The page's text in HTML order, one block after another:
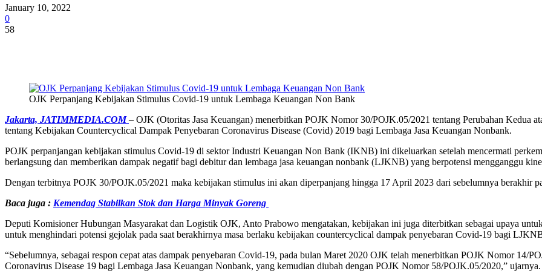
January 10, 2022
0
58
OJK Perpanjang Kebijakan Stimulus Covid-19 untuk Lembaga Keuangan Non Bank
Jakarta, JATIMMEDIA.COM – OJK (Otoritas Jasa Keuangan) menerbitkan POJK Nomor 30/POJK.05/2021 tentang Perubahan Kedua
tentang Kebijakan Countercyclical Dampak Penyebaran Coronavirus Disease (Covid) 2019 bagi Lembaga Jasa Keuangan Nonbank.
POJK perpanjangan kebijakan stimulus Covid-19 di sektor Industri Keuangan Non Bank (IKNB) ini dikeluarkan setelah mencermati
berlangsung dan memberikan dampak negatif bagi debitur dan lembaga jasa keuangan nonbank (LJKNB) yang berpotensi mengganggu
Dengan terbitnya POJK 30/POJK.05/2021 maka kebijakan stimulus ini akan diperpanjang hingga 17 April 2023 dari sebelumnya berakhir
Baca juga : Kemendag Stabilkan Stok dan Harga Minyak Goreng
Deputi Komisioner Hubungan Masyarakat dan Logistik OJK, Anto Prabowo mengatakan, kebijakan ini juga diterbitkan sebagai upaya
untuk menghindari potensi gejolak pada saat berakhirnya masa berlaku kebijakan countercyclical dampak penyebaran Covid-19 bagi
“Sebelumnya, sebagai respon cepat atas dampak penyebaran Covid-19, pada bulan Maret 2020 OJK telah menerbitkan POJK Nomor 14/
Coronavirus Disease 19 bagi Lembaga Jasa Keuangan Nonbank, yang kemudian diubah dengan POJK Nomor 58/POJK.05/2020,” ujarnya.